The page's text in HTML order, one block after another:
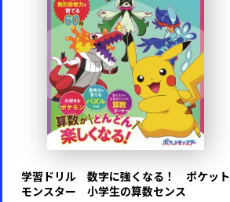
学習ドリル 数字に強くなる！ ポケット
モンスター 小学生の算数センス